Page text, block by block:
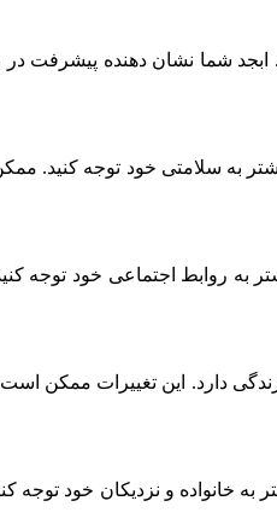
از فرصت‌ های جدید خواهد بود. ابجد
فال ابجد شما نشان م ی‌دهد که روز چهارشنبه ۳
نشان می‌ دهد که امروز باید بیشتر به
۳ مرداد نشان از تغییرات بزرگ در زندگی
می‌ دهد که امروز باید بیشتر به